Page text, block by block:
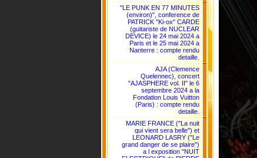
"LE PUNK EN 77 MINUTES
(environ)", conference de
PATRICK "Ki-ox" CARDE
(guitariste de NUCLEAR
DEVICE) le 24 mai 2024 a
Paris et le 25 mai 2024 a
Nanterre : compte rendu
detaille.
AJA (Clemence
Quelennec), concert
"AJASPHERE vol. II" le 6
septembre 2024 a la
Fondation Louis Vuitton
(Paris) : compte rendu
detaille.
MARIE FRANCE ("La nuit
qui vient sera belle") et
LEONARD LASRY ("Le
grand danger de se plaire")
a l exposition "NUIT